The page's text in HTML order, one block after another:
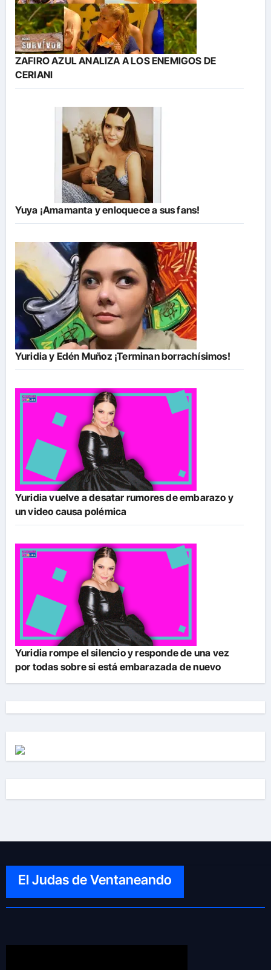
ZAFIRO AZUL ANALIZA A LOS ENEMIGOS DE
CERIANI
Yuya ¡Amamanta y enloquece a sus fans!
Yuridia y Edén Muñoz ¡Terminan borrachísimos!
Yuridia vuelve a desatar rumores de embarazo y
un video causa polémica
Yuridia rompe el silencio y responde de una vez
por todas sobre si está embarazada de nuevo
El Judas de Ventaneando